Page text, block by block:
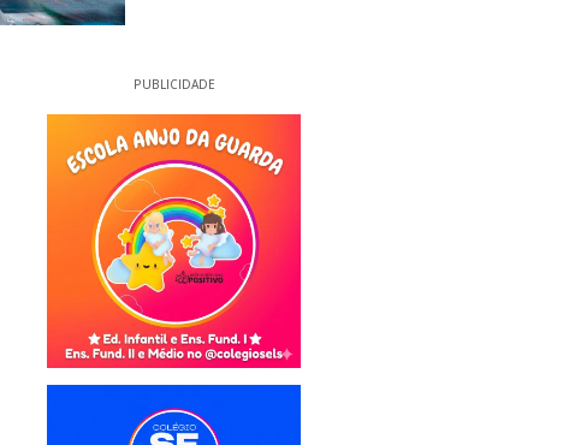
PUBLICIDADE